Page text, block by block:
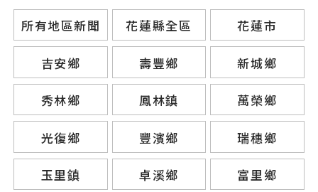
所有地區新聞 花蓮縣全區 花蓮市
吉安鄉 壽豐鄉 新城鄉
秀林鄉 鳳林鎮 萬榮鄉
光復鄉 豐濱鄉 瑞穗鄉
玉里鎮 卓溪鄉
富里鄉